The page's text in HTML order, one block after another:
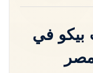
بيكو في